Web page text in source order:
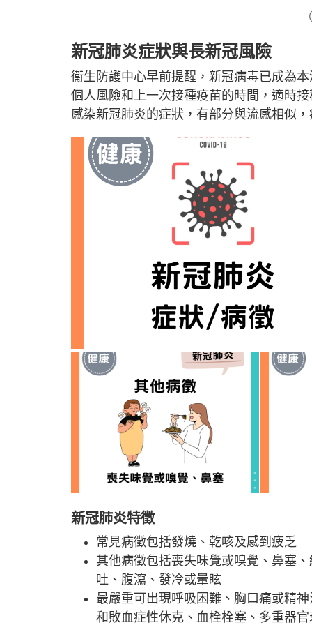
新冠肺炎症狀與長新冠風險
衞生防護中心早前提醒，新冠病毒已成為
個人風險和上一次接種疫苗的時間，適時
感染新冠肺炎的症狀，有部分與流感相似
新冠肺炎特徵
常見病徵包括發燒、乾咳及感到疲乏
其他病徵包括喪失味覺或嗅覺、鼻塞
吐、腹瀉、發冷或暈眩
最嚴重可出現呼吸困難、胸口痛或精
和敗血症性休克、血栓栓塞、多重器